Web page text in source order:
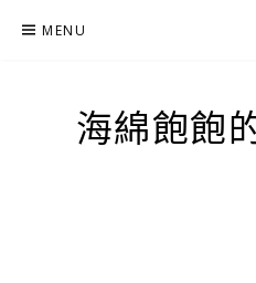
MENU
海綿飽飽